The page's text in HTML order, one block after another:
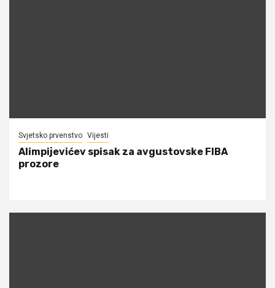
Svjetsko prvenstvo Vijesti
Alimpijevićev spisak za avgustovske FIBA
prozore